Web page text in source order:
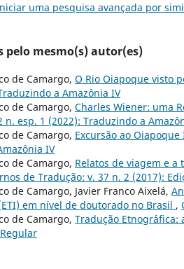
uma pesquisa avançada por
pelo mesmo(s) autor(es)
de Camargo, O Rio Oiapoque visto
a Amazônia IV
de Camargo, Charles Wiener: uma
n. esp. 1 (2022): Traduzindo a
de Camargo, Excursão ao Oiapoque
IV
de Camargo, Relatos de viagem e
de Tradução: v. 37 n. 2 (2017):
de Camargo, Javier Franco Aixelá,
em nível de doutorado no Brasil ,
de Camargo, Tradução